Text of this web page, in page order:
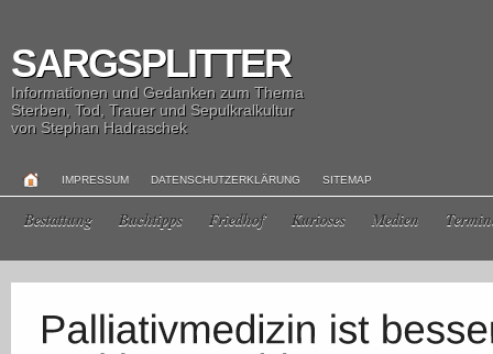
SARGSPLITTER
Informationen und Gedanken zum Thema
Sterben, Tod, Trauer und Sepulkralkultur
von Stephan Hadraschek
IMPRESSUM DATENSCHUTZERKLÄRUNG SITEMAP
Bestattung Buchtipps Friedhof Kurioses Medien